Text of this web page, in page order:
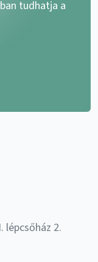
tudhatja a
lépcsőház 2.